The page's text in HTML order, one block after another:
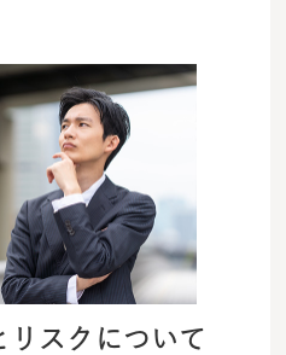
リスクについて